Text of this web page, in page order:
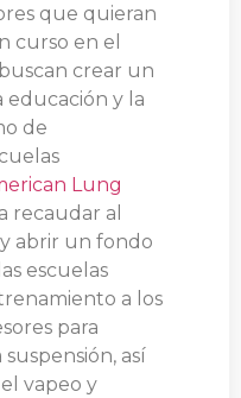
que quieran
curso en el
crear un
educación y la
de
Lung
recaudar al
abrir un fondo
escuelas
a los
para
así
vapeo y